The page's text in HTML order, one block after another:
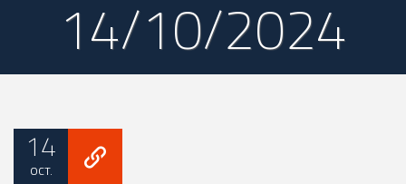
14/10/2024
14
OCT.